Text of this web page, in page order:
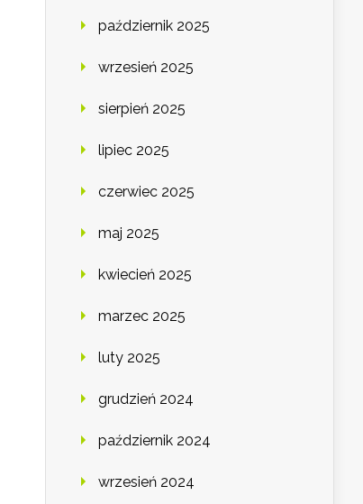
październik 2025
wrzesień 2025
sierpień 2025
lipiec 2025
czerwiec 2025
maj 2025
kwiecień 2025
marzec 2025
luty 2025
grudzień 2024
październik 2024
wrzesień 2024